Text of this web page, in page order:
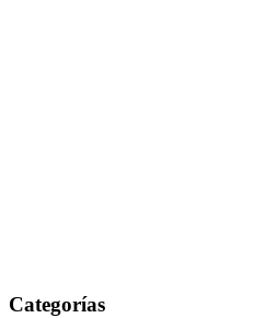
Categorías